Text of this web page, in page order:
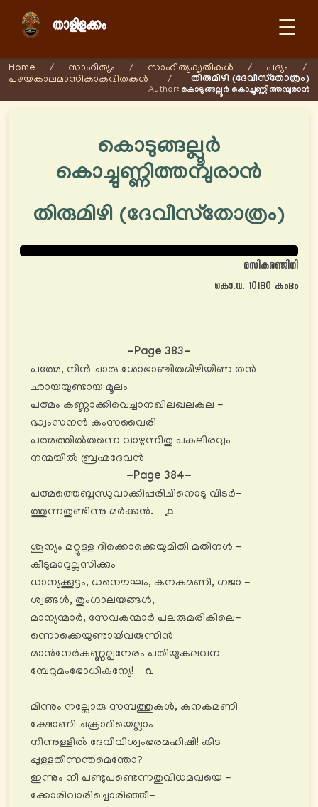
☰
Home / സാഹിത്യം / സാഹിത്യക‍ൃതികള്‍ / പദ്യം
/
പഴയകാലമാസികാകവിതകള്‍
/ തിരുമിഴി (ദേവീസ്‌തോത്രം)
Author: കൊടുങ്ങല്ലൂര്‍ കൊച്ചുണ്ണിത്തമ്പുരാന്‍
കൊടുങ്ങല്ലൂർ
കൊച്ചുണ്ണിത്തമ്പുരാൻ
തിരുമിഴി (ദേവീസ്‌തോത്രം)
രസികരഞ്ജിനി
കൊ.വ. 10180 കുംഭം
-Page 383-
പത്മേ, നിൻ ചാരു ശോഭാഞ്ചിതമിഴിയിണ തൻ
ഛായയുണ്ടായ മൂലം
പത്മം കണ്ണാക്കിവെച്ചാനഖിലഖലകുല -
ദ്ധ്വംസനൻ കംസവൈരി
പത്മത്തിൽതന്നെ വാഴുന്നിതു പകലിരവും
നന്മയിൽ ബ്രഹ്മദേവൻ
-Page 384-
പത്മത്തെബ്ബന്ധുവാക്കിപ്പരിചിനൊടു വിടർ-
ത്തുന്നതുണ്ടിന്നു മർക്കൻ. ൧
ശൂന്യം മറ്റുള്ള ദിക്കൊക്കെയുമിതി മതിനൾ -
കീടുമാറുല്ലസിക്കും
ധാന്യക്കൂട്ടം, ധനൌഘം, കനകമണി, ഗജാ -
ശ്വങ്ങൾ, തുംഗാലയങ്ങൾ,
മാന്യന്മാർ, സേവകന്മാർ പലരുമരികിലെ-
ന്നൊക്കെയുണ്ടായ്‍വരുന്നിൻ
മാൻനേർകണ്ണല്പനേരം പതിയുകലവന
മ്പേറുമംഭോധികന്യേ! ൨
മിന്നും നല്ലോരു സമ്പത്തുകൾ, കനകമണി
ക്ഷോണി ചക്രാദിയെല്ലാം
നിന്നുള്ളിൽ ദേവിവിശ്വംഭരമഹിഷി! കിട
പ്പുള്ളതിന്നന്തമെന്തോ?
ഇന്നും നീ പണ്ടുപണ്ടെന്നതുവിധമവയെ -
ക്കോരിവാരിച്ചൊരിഞ്ഞീ-